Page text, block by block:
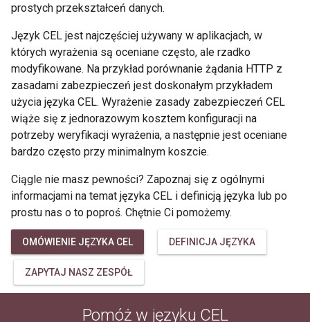
prostych przekształceń danych.
Język CEL jest najczęściej używany w aplikacjach, w
których wyrażenia są oceniane często, ale rzadko
modyfikowane. Na przykład porównanie żądania HTTP z
zasadami zabezpieczeń jest doskonałym przykładem
użycia języka CEL. Wyrażenie zasady zabezpieczeń CEL
wiąże się z jednorazowym kosztem konfiguracji na
potrzeby weryfikacji wyrażenia, a następnie jest oceniane
bardzo często przy minimalnym koszcie.
Ciągle nie masz pewności? Zapoznaj się z ogólnymi
informacjami na temat języka CEL i definicją języka lub po
prostu nas o to poproś. Chętnie Ci pomożemy.
OMÓWIENIE JĘZYKA CEL DEFINICJA JĘZYKA
ZAPYTAJ NASZ ZESPÓŁ
Pomóż w języku CEL